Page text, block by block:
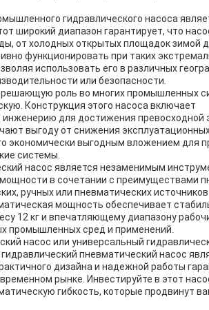
гидравлического насоса
широкий диапазон гарантирует, что
от холодных открытых площадок зимой
функционировать при таких
использовать его в различных
или безопасности.
роль во многих промышленных
Конструкция этого насоса включает
для достижения превосходной
выгоду от снижения
экономически выгодным вложением для
системы.
насос является незаменимым
в сочетании с преимуществами
ручных или пневматических
мощность обеспечивает
12 кг и впечатляющему диапазону
промышленных сред и применений.
насос или универсальный
пневматический насос
дизайна и надежной работы
рынке. Инвестируйте в этот
гибкость, которые продвинут